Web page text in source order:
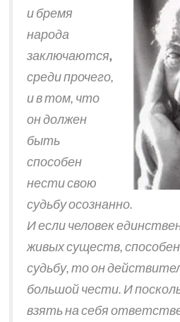
и бремя
народа
заключаются,
среди прочего,
и в том, что
он должен
быть
способен
нести свою
судьбу осознанно.
И если человек
живых существ,
судьбу, то он
большой чести. И
взять на себя